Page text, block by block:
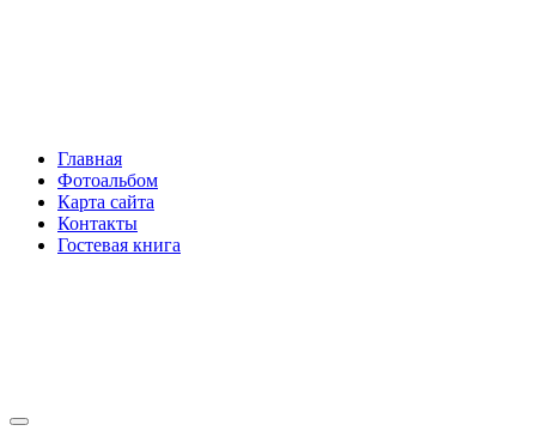
Главная
Фотоальбом
Карта сайта
Контакты
Гостевая книга